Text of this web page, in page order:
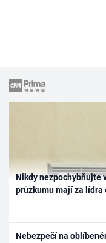
Nikdy nezpochybňujte
průzkumu mají za lídra
Nebezpečí na